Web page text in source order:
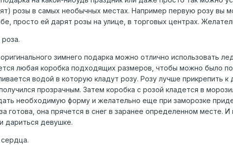
розы в самых необычных местах. Например первую розу вы
просто ей дарят розы на улице, в торговых центрах.
зимнего подарка можно отлично использовать
любая коробка подходящих размеров, чтобы можно было
водой в которую кладут розу. Розу лучше прикрепить
прозрачным. Затем коробка с розой кладется в
необходимую форму и желательно еще при заморозке
готова, она прячется в снег в заранее определенном месте.
дариться девушке.